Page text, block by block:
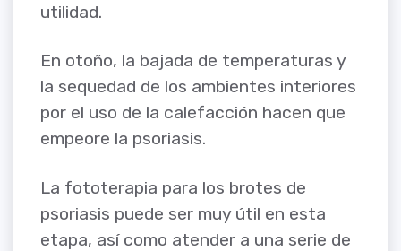
utilidad.
En otoño, la bajada de temperaturas y
la sequedad de los ambientes interiores
por el uso de la calefacción hacen que
empeore la psoriasis.
La fototerapia para los brotes de
psoriasis puede ser muy útil en esta
etapa, así como atender a una serie de